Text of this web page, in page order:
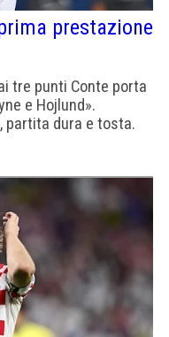
prestazione
tre punti Conte porta
e Hojlund».
partita dura e tosta.